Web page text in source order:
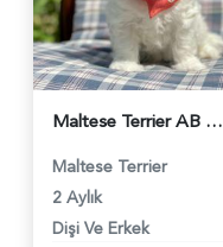
Maltese Terrier AB Pasaportlu Yuvalarına Hazır - 72
Maltese Terrier
2 Aylık
Dişi Ve Erkek